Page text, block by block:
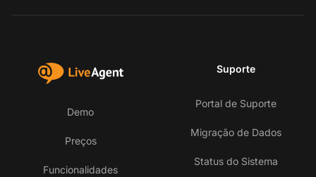
Demo
Preços
Funcionalidades
Suporte
Portal de Suporte
Migração de Dados
Status do Sistema